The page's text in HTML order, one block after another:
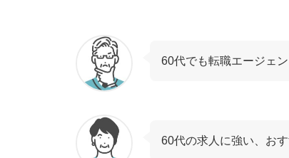
60代でも転職エージェ
60代の求人に強い、お